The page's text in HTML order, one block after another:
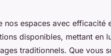
nos espaces avec efficacité
disponibles, mettant en
traditionnels. Que vous